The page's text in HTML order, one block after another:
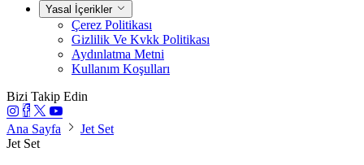
Yasal İçerikler
Çerez Politikası
Gizlilik Ve Kvkk Politikası
Aydınlatma Metni
Kullanım Koşulları
Bizi Takip Edin
Ana Sayfa
Jet Set
Jet Set